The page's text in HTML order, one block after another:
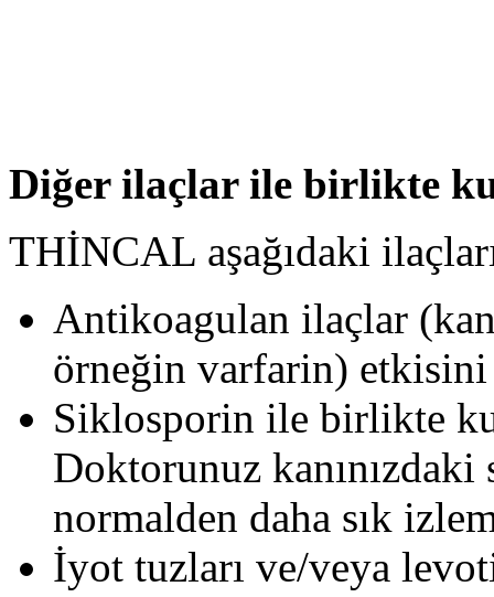
Diğer ilaçlar ile birlikte
THİNCAL aşağıdaki
Antikoagulan ilaçlar
örneğin varfarin)
Siklosporin ile birlikte
Doktorunuz
normalden daha sık
İyot tuzları ve/veya